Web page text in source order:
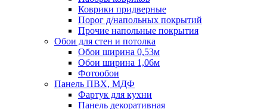
Коврики придверные
Порог д/напольных покрытий
Прочие напольные покрытия
Обои для стен и потолка
Обои ширина 0,53м
Обои ширина 1,06м
Фотообои
Панель ПВХ, МДФ
Фартук для кухни
Панель декоративная